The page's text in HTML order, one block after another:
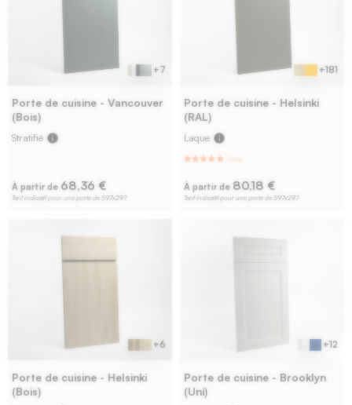
22
Porte de cuisine - Vancouver
(Bois)
Stratifié info
À partir de 68,36 €
Tarif indicatif pour une porte de 597x297
+7
Porte de cuisine - Helsinki
(RAL)
Laque info
À partir de 80,18 €
Tarif indicatif pour une porte de 597x297
+181
Porte de cuisine - Helsinki
(Bois)
+6
Porte de cuisine - Brooklyn
(Uni)
+12